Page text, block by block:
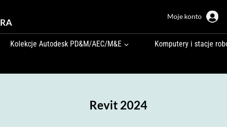
Moje konto
Kolekcje Autodesk PD&M/AEC/M&E Komputery i stacje
Revit 2024